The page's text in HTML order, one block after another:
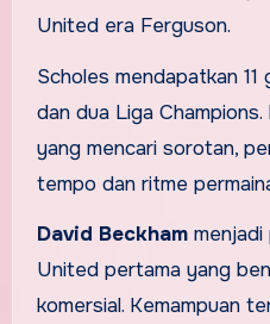
United era Ferguson.
Scholes mendapatkan
dan dua Liga
yang mencari sorotan,
tempo dan ritme
David Beckhammenjadi
United pertama yang
komersial. Kemampuan